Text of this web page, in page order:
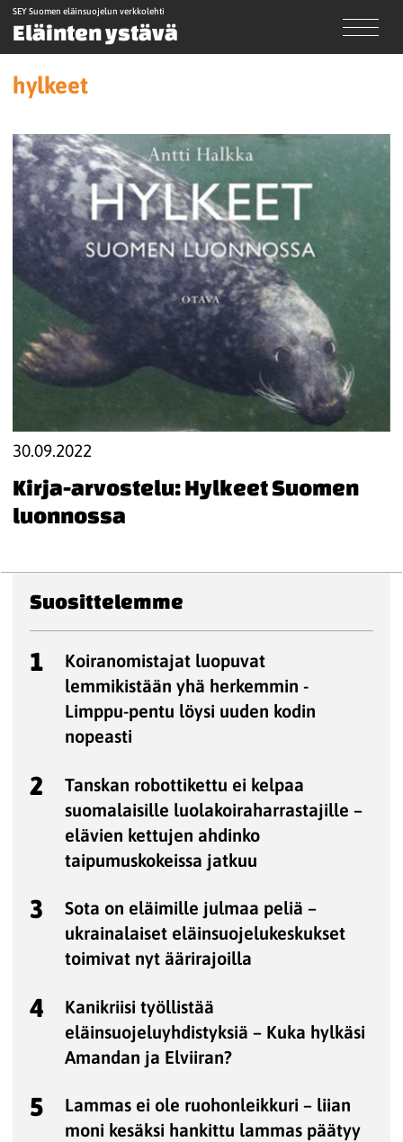
SEY Suomen eläinsuojelun verkkolehti
Eläinten ystävä
hylkeet
30.09.2022
Kirja-arvostelu: Hylkeet Suomen
luonnossa
Suosittelemme
1
Koiranomistajat luopuvat
lemmikistään yhä herkemmin -
Limppu-pentu löysi uuden kodin
nopeasti
2
Tanskan robottikettu ei kelpaa
suomalaisille luolakoiraharrastajille –
elävien kettujen ahdinko
taipumuskokeissa jatkuu
3
Sota on eläimille julmaa peliä –
ukrainalaiset eläinsuojelukeskukset
toimivat nyt äärirajoilla
4
Kanikriisi työllistää
eläinsuojeluyhdistyksiä – Kuka hylkäsi
Amandan ja Elviiran?
5
Lammas ei ole ruohonleikkuri – liian
moni kesäksi hankittu lammas päätyy